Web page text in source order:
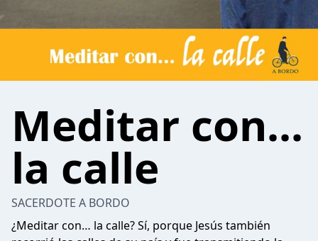
Meditar con...
la calle
SACERDOTE A BORDO
¿Meditar con… la calle? Sí, porque Jesús también